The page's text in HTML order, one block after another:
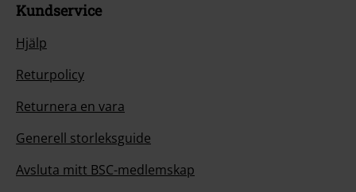
Kundservice
Hjälp
Returpolicy
Returnera en vara
Generell storleksguide
Avsluta mitt BSC-medlemskap